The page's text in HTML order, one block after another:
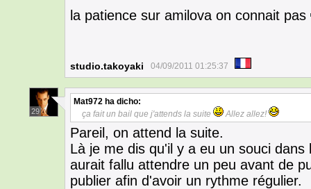
la patience sur amilova on connait pas
studio.takoyaki 04/09/2011 01:25:37
29
Mat972 ha dicho:
ça fait un bail que j'attends la suite
Allez allez!
Pareil, on attend la suite.
Là je me dis qu'il y a eu un souci
aurait fallu attendre un peu avant de
publier afin d'avoir un rythme régulier.